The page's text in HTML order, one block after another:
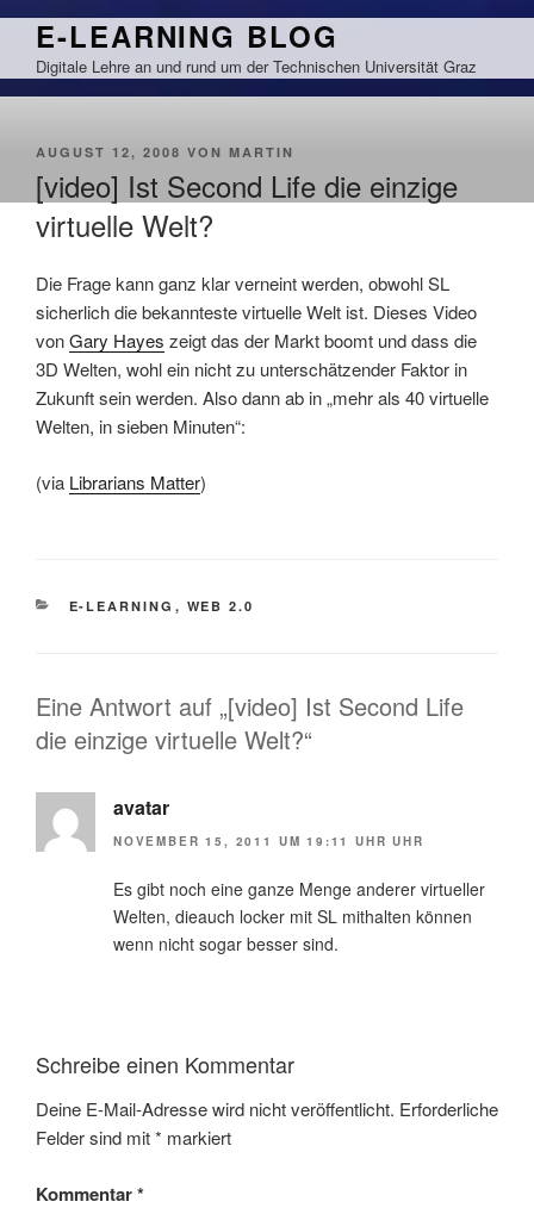
Zum
springen
E-LEARNING BLOG
Digitale Lehre an und rund um der Technischen Universität Graz
VERÖFFENTLICHT
AUGUST 12, 2008 VON MARTIN
[video] Ist Second Life die einzige
virtuelle Welt?
Die Frage kann ganz klar verneint werden, obwohl SL
sicherlich die bekannteste virtuelle Welt ist. Dieses Video
vonGary Hayes zeigt das der Markt boomt und dass die
3D Welten, wohl ein nicht zu unterschätzender Faktor in
Zukunft sein werden. Also dann ab in „mehr als 40 virtuelle
Welten, in sieben Minuten“:
(via Librarians Matter)
KATEGORIEN
E-LEARNING , WEB 2.0
Eine Antwort auf „[video] Ist Second Life
die einzige virtuelle Welt?“
avatar
NOVEMBER 15, 2011 UM 19:11 UHR UHR
Es gibt noch eine ganze Menge anderer virtueller
Welten, dieauch locker mit SL mithalten können
wenn nicht sogar besser sind.
Schreibe einen Kommentar
Deine E-Mail-Adresse wird nicht veröffentlicht. Erforderliche
Felder sind mit* markiert
Kommentar*